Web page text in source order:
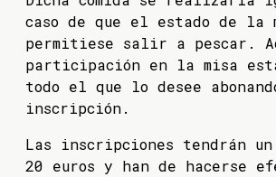
caso de que el estado de la
permitiese salir a pescar.
participación en la misa
todo el que lo desee
inscripción.
Las inscripciones tendrán
20 euros y han de hacerse